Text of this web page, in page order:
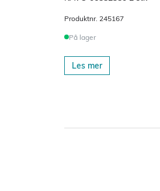
Produktnr. 245167
På lager
Les mer